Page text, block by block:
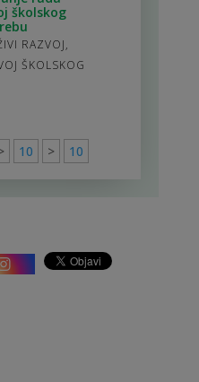
školskog
RAZVOJ,
ŠKOLSKOG
10 > 10